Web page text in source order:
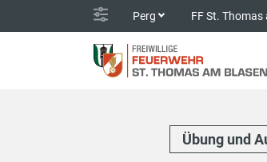
Perg FF St.
Übung und